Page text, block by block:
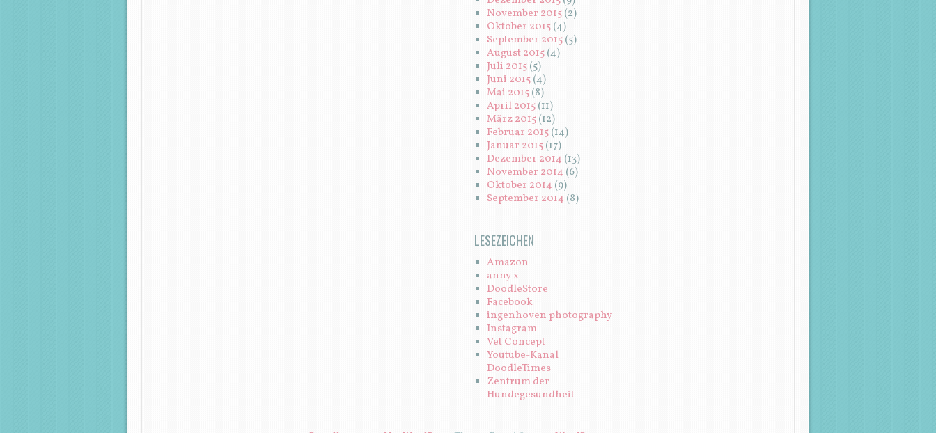
November 2015(2)
Oktober 2015(4)
September 2015(5)
August 2015(4)
Juli 2015(5)
Juni 2015(4)
Mai 2015(8)
April 2015(11)
März 2015(12)
Februar 2015(14)
Januar 2015(17)
Dezember 2014 (13)
November 2014 (6)
Oktober 2014 (9)
September 2014 (8)
LESEZEICHEN
Amazon
anny x
DoodleStore
Facebook
ingenhoven photography
Instagram
Vet Concept
Youtube-Kanal
DoodleTimes
Zentrum der
Hundegesundheit